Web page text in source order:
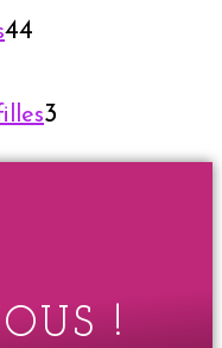
44
3
!